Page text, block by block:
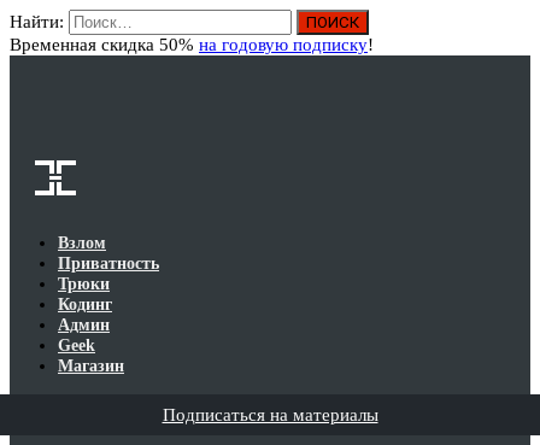
Найти:
Временная скидка 50% на годовую подписку!
Взлом
Приватность
Трюки
Кодинг
Админ
Geek
Магазин
Подписаться на материалы